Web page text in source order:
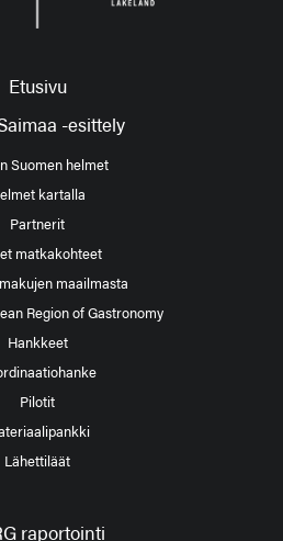
Etusivu
-esittely
Suomen helmet
kartalla
Partnerit
matkakohteet
maailmasta
Region of Gastronomy
Hankkeet
Pilotit
Lähettiläät
raportointi